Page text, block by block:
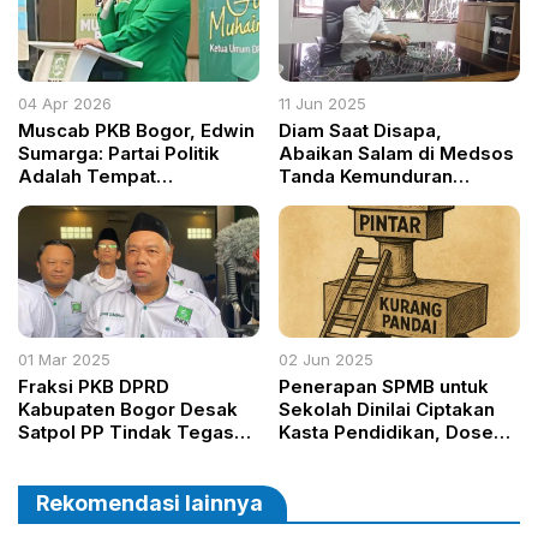
04 Apr 2026
Muscab PKB Bogor, Edwin
Sumarga: Partai Politik
Adalah Tempat
Kemaslahatan Umat
11 Jun 2025
Diam Saat Disapa,
Abaikan Salam di Medsos
Tanda Kemunduran
Peradaban
01 Mar 2025
Fraksi PKB DPRD
Kabupaten Bogor Desak
Satpol PP Tindak Tegas
02 Jun 2025
Penerapan SPMB untuk
Sekolah Dinilai Ciptakan
Kasta Pendidikan, Dosen
Rekomendasi lainnya